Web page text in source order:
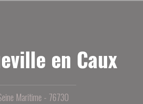
en Caux
Maritime - 76730